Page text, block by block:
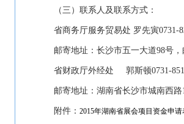
（三）联系人及联系方式：
省商务厅服务贸易处 罗先寅0731-
邮寄地址：长沙市五一大道98号，
省财政厅外经处 郭斯顿0731-
邮寄地址：湖南省长沙市城南西路1
附件： 2015年湖南省展会项目资金申请